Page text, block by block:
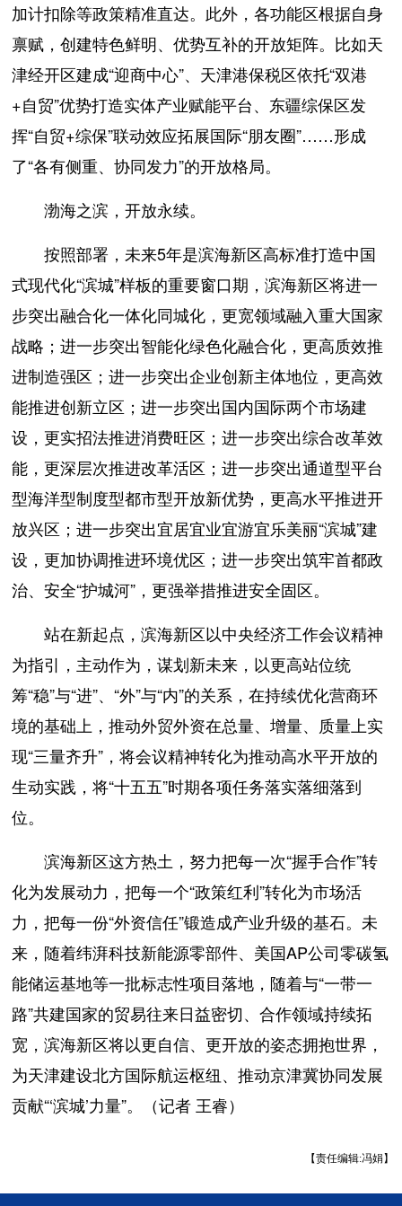
加计扣除等政策精准直达。此外，各功能区根据自身
禀赋，创建特色鲜明、优势互补的开放矩阵。比如天
津经开区建成“迎商中心”、天津港保税区依托“双港
+自贸”优势打造实体产业赋能平台、东疆综保区发
挥“自贸+综保”联动效应拓展国际“朋友圈”……形成
了“各有侧重、协同发力”的开放格局。
渤海之滨，开放永续。
按照部署，未来5年是滨海新区高标准打造中国
式现代化“滨城”样板的重要窗口期，滨海新区将进一
步突出融合化一体化同城化，更宽领域融入重大国家
战略；进一步突出智能化绿色化融合化，更高质效推
进制造强区；进一步突出企业创新主体地位，更高效
能推进创新立区；进一步突出国内国际两个市场建
设，更实招法推进消费旺区；进一步突出综合改革效
能，更深层次推进改革活区；进一步突出通道型平台
型海洋型制度型都市型开放新优势，更高水平推进开
放兴区；进一步突出宜居宜业宜游宜乐美丽“滨城”建
设，更加协调推进环境优区；进一步突出筑牢首都政
治、安全“护城河”，更强举措推进安全固区。
站在新起点，滨海新区以中央经济工作会议精神
为指引，主动作为，谋划新未来，以更高站位统
筹“稳”与“进”、“外”与“内”的关系，在持续优化营商环
境的基础上，推动外贸外资在总量、增量、质量上实
现“三量齐升”，将会议精神转化为推动高水平开放的
生动实践，将“十五五”时期各项任务落实落细落到
位。
滨海新区这方热土，努力把每一次“握手合作”转
化为发展动力，把每一个“政策红利”转化为市场活
力，把每一份“外资信任”锻造成产业升级的基石。未
来，随着纬湃科技新能源零部件、美国AP公司零碳氢
能储运基地等一批标志性项目落地，随着与“一带一
路”共建国家的贸易往来日益密切、合作领域持续拓
宽，滨海新区将以更自信、更开放的姿态拥抱世界，
为天津建设北方国际航运枢纽、推动京津冀协同发展
贡献“‘滨城’力量”。（记者 王睿）
【责任编辑:冯娟】